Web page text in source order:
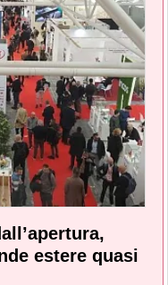
estere quasi